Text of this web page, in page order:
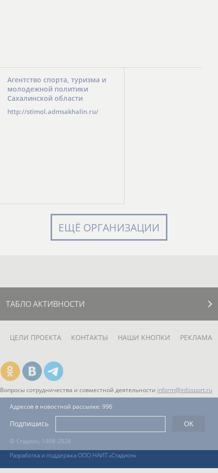
Агентство спорта, туризма и
молодежной политики
Сахалинской области
http://stimol.admsakhalin.ru/
ЕЩЁ ОРГАНИЗАЦИИ
ТАБЛО АКТИВНОСТИ
ЦЕЛИ ПРОЕКТА КОНТАКТЫ НАШИ КНОПКИ РЕКЛАМА
Вопросы сотрудничества и совместной деятельности inform@infosport.ru
© Стадион, 1998-2026
Разработка и поддержка ООО НАИТ «Стадион»
Адресов в новостной рассылке: 996
Подпишись